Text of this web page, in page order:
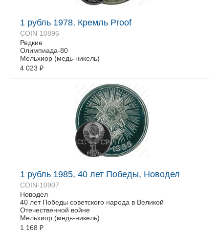
1 рубль 1978, Кремль Proof
COIN-10896
Редкие
Олимпиада-80
Мельхиор (медь-никель)
4 023 ₽
1 рубль 1985, 40 лет Победы, Новодел
COIN-10907
Новодел
40 лет Победы советского народа в Великой
Отечественной войне
Мельхиор (медь-никель)
1 168 ₽